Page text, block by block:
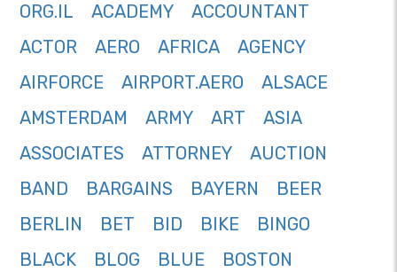
ORG.IL
ACADEMY
ACCOUNTANT
ACTOR
AERO AFRICA
AGENCY
AIRFORCE
AIRPORT.AERO
ALSACE
AMSTERDAM
ARMY ART
ASIA
ASSOCIATES
ATTORNEY
AUCTION
BAND
BARGAINS BAYERN
BEER
BERLIN
BET BID BIKE
BINGO
BLACK
BLOG BLUE
BOSTON